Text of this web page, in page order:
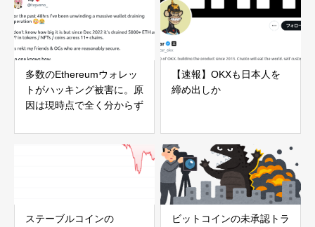
多数のEthereumウォレッ
トがハッキング被害に。原
因は現時点で全く分からず
【速報】OKXも日本人を
締め出しか
ステーブルコインの
ビットコインの未承認トラ